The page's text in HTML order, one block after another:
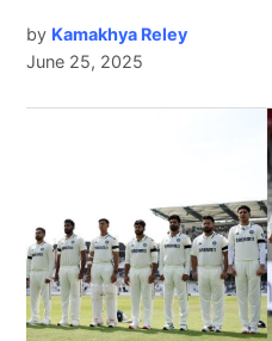
by Kamakhya Reley
June 25, 2025